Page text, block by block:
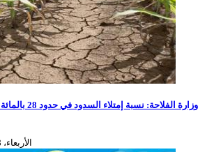
وزارة الفلاحة:
الأربعاء، 28 ديسمبر، 2022 - 09:41